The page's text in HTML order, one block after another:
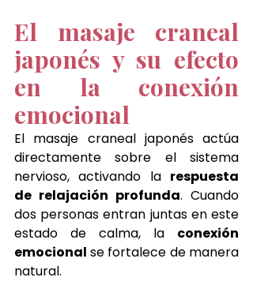
El masaje craneal
japonés y su efecto
en la conexión
emocional
El masaje craneal japonés actúa
directamente sobre el sistema
nervioso, activando la respuesta
de relajación profunda. Cuando
dos personas entran juntas en este
estado de calma, la conexión
emocional se fortalece de manera
natural.